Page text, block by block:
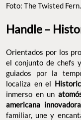
Foto: The Twisted Fern.
Handle –
Orientados por los
el conjunto de chefs
guiados por la
localiza en el
inmerso en un
americana innovadora
familiar, une y